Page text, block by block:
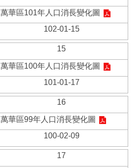
萬華區101年人口消長變化圖
102-01-15
15
萬華區100年人口消長變化圖
101-01-17
16
萬華區99年人口消長變化圖
100-02-09
17